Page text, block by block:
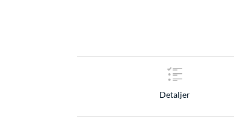
Detaljer